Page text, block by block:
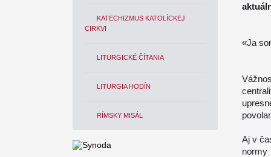
KATECHIZMUS KATOLÍCKEJ
CIRKVI
LITURGICKÉ ČÍTANIA
LITURGIA HODÍN
RÍMSKY MISÁL
«Ja
Aj v